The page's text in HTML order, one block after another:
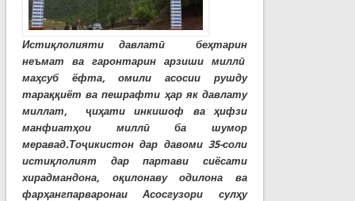
Истиқлолияти давлатӣ беҳтарин
неъмат ва гаронтарин арзиши миллӣ
маҳсуб ёфта, омили асосии рушду
тараққиёт ва пешрафти ҳар як давлату
миллат, ҷиҳати инкишоф ва ҳифзи
манфиатҳои миллӣ ба шумор
меравад.Тоҷикистон дар давоми 35-соли
истиқлолият дар партави сиёсати
хирадмандона, оқилонаву одилона ва
фарҳангпарваронаи Асосгузори сулҳу